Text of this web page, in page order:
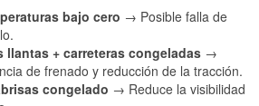
bajo cero → Posible falla de
llantas + carreteras congeladas →
de frenado y reducción de la tracción.
congelado → Reduce la visibilidad